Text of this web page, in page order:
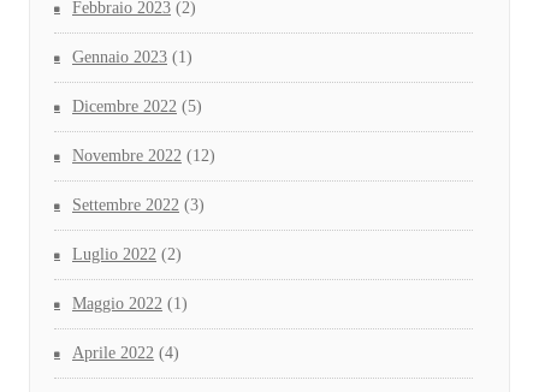
Febbraio 2023 (2)
Gennaio 2023 (1)
Dicembre 2022 (5)
Novembre 2022 (12)
Settembre 2022 (3)
Luglio 2022 (2)
Maggio 2022 (1)
Aprile 2022 (4)